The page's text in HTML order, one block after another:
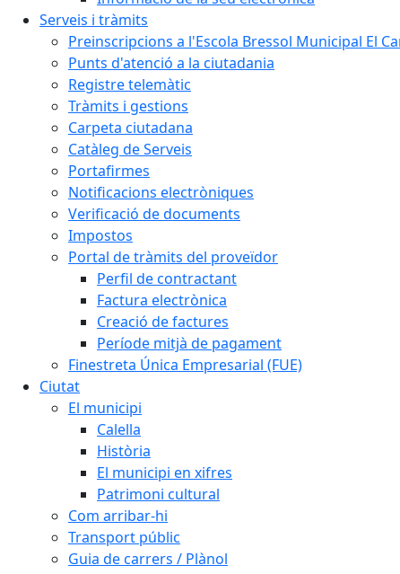
Serveis i tràmits
Preinscripcions a l'Escola Bressol Municipal El
Punts d'atenció a la ciutadania
Registre telemàtic
Tràmits i gestions
Carpeta ciutadana
Catàleg de Serveis
Portafirmes
Notificacions electròniques
Verificació de documents
Impostos
Portal de tràmits del proveïdor
Perfil de contractant
Factura electrònica
Creació de factures
Període mitjà de pagament
Finestreta Única Empresarial (FUE)
Ciutat
El municipi
Calella
Història
El municipi en xifres
Patrimoni cultural
Com arribar-hi
Transport públic
Guia de carrers / Plànol